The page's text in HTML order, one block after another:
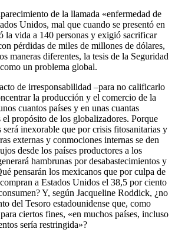
de la llamada «enfermedad de
Unidos, mal que cuando se presentó en
la vida a 140 personas y exigió sacrificar
pérdidas de miles de millones de dólares,
maneras diferentes, la tesis de la Seguridad
un problema global.
de irresponsabilidad –para no calificarlo
la producción y el comercio de la
cuantos países y en unas cuantas
el propósito de los globalizadores. Porque
será inexorable que por crisis fitosanitarias y
externas y conmociones internas se den
desde los países productores a los
hambrunas por desabastecimientos y
pensarán los mexicanos que por culpa de
a Estados Unidos el 38,5 por ciento
Y, según Jacqueline Roddick, ¿no
del Tesoro estadounidense que, como
ciertos fines, «en muchos países, incluso
sería restringida»?